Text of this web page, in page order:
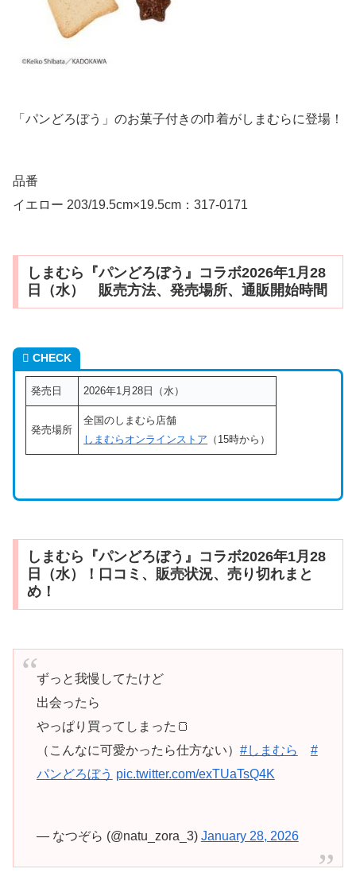
「パンどろぼう」のお菓子付きの巾着がしまむらに登場！
品番
イエロー 203/19.5cm×19.5cm：317-0171
しまむら『パンどろぼう』コラボ2026年1月28
日（水） 販売方法、発売場所、通販開始時間
CHECK
発売日 2026年1月28日（水）
発売場所
全国のしまむら店舗
しまむらオンラインストア （15時から）
しまむら『パンどろぼう』コラボ2026年1月28
日（水）！口コミ、販売状況、売り切れまと
め！
ずっと我慢してたけど
出会ったら
やっぱり買ってしまった🍞
（こんなに可愛かったら仕方ない） #しまむら
#
パンどろぼう pic.twitter.com/exTUaTsQ4K
— なつぞら (@natu_zora_3) January 28, 2026